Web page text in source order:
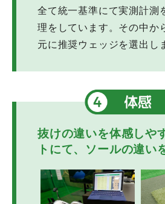
全て統一基準にて実測計測
理をしています。その中か
元に推奨ウェッジを選出し
抜けの違いを体感しや
トにて、 ソールの違い